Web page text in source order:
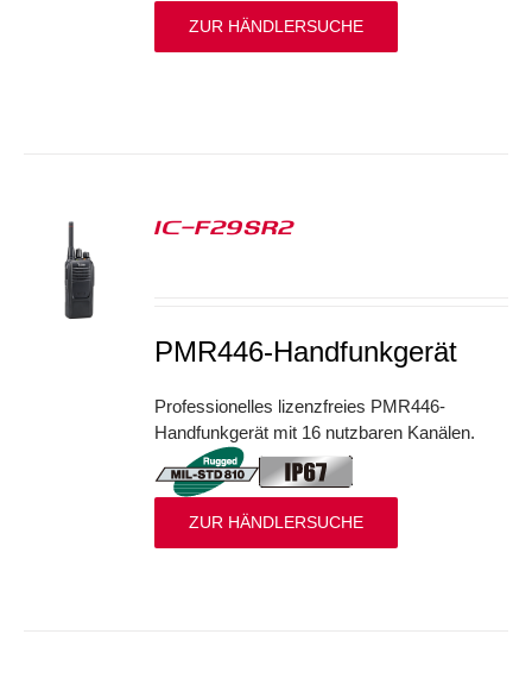
ZUR HÄNDLERSUCHE
IC-F29SR2
PMR446-Handfunkgerät
Professionelles lizenzfreies PMR446-
Handfunkgerät mit 16 nutzbaren Kanälen.
ZUR HÄNDLERSUCHE